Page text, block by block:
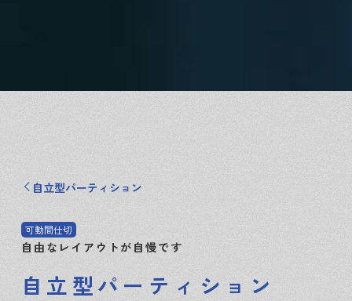
自立型パーティション
可動間仕切
自由なレイアウトが自慢です
自立型パーティション